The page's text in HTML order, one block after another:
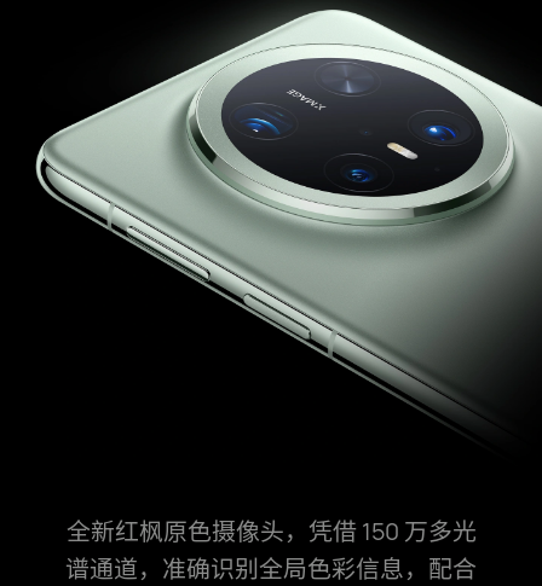
全新红枫原色摄像头，凭借 150 万多光
谱通道，准确识别全局色彩信息， 配合